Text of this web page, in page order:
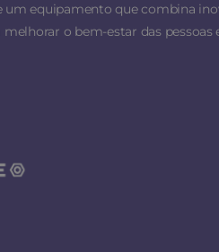
um equipamento que combina
o bem-estar das pessoas